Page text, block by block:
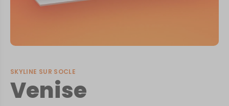
SKYLINE SUR SOCLE
Venise